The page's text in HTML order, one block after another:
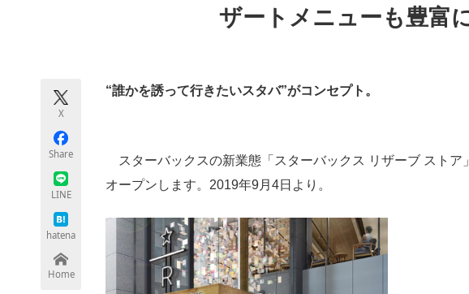
ザートメニューも豊富
X
Share
LINE
hatena
Home
“誰かを誘って行きたいスタバ”がコンセプト。
スターバックスの新業態「スターバックス リザーブ ストア
オープンします。2019年9月4日より。